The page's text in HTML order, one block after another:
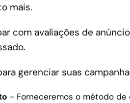
mais.
com avaliações de
gerenciar suas
- Forneceremos o método de